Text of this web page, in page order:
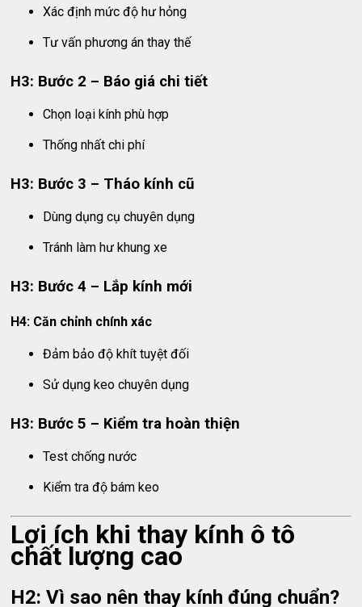
Xác định mức độ hư hỏng
Tư vấn phương án thay thế
H3: Bước 2 – Báo giá chi tiết
Chọn loại kính phù hợp
Thống nhất chi phí
H3: Bước 3 – Tháo kính cũ
Dùng dụng cụ chuyên dụng
Tránh làm hư khung xe
H3: Bước 4 – Lắp kính mới
H4: Căn chỉnh chính xác
Đảm bảo độ khít tuyệt đối
Sử dụng keo chuyên dụng
H3: Bước 5 – Kiểm tra hoàn thiện
Test chống nước
Kiểm tra độ bám keo
Lợi ích khi thay kính ô tô
chất lượng cao
H2: Vì sao nên thay kính đúng chuẩn?